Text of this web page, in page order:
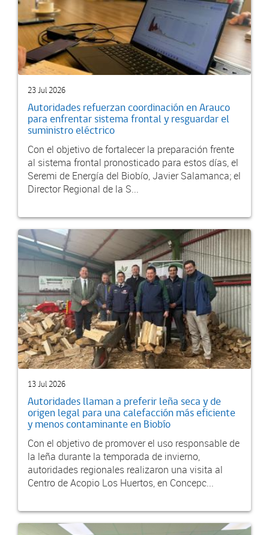
23 Jul 2026
Autoridades refuerzan coordinación en Arauco
para enfrentar sistema frontal y resguardar el
suministro eléctrico
Con el objetivo de fortalecer la preparación frente
al sistema frontal pronosticado para estos días, el
Seremi de Energía del Biobío, Javier Salamanca; el
Director Regional de la S...
13 Jul 2026
Autoridades llaman a preferir leña seca y de
origen legal para una calefacción más eficiente
y menos contaminante en Biobío
Con el objetivo de promover el uso responsable de
la leña durante la temporada de invierno,
autoridades regionales realizaron una visita al
Centro de Acopio Los Huertos, en Concepc...